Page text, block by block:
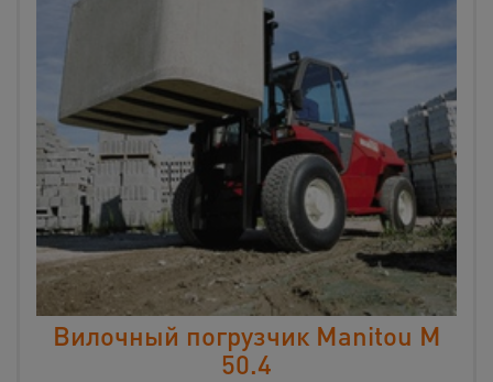
Вилочный погрузчик Manitou М
50.4